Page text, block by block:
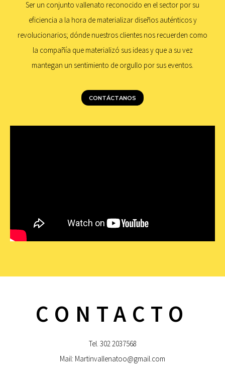
Ser un conjunto vallenato reconocido en el sector por su
eficiencia a la hora de materializar diseños auténticos y
revolucionarios; dónde nuestros clientes nos recuerden como
la compañía que materializó sus ideas y que a su vez
mantegan un sentimiento de orgullo por sus eventos.
CONTÁCTANOS
CONTACTO
Tel. 302 2037568
Mail: Martinvallenatoo@gmail.com